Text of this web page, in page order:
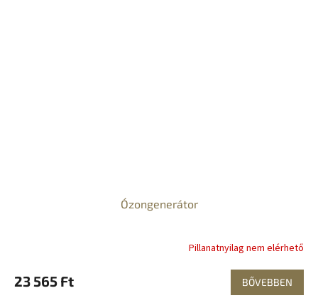
Ózongenerátor
Pillanatnyilag nem elérhető
23 565 Ft BŐVEBBEN